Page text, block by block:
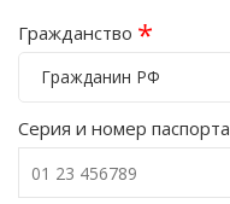
Гражданство *
Гражданин РФ
Серия и номер паспорта